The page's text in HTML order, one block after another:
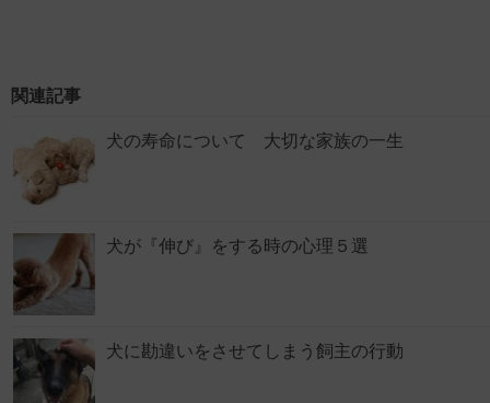
関連記事
犬の寿命について 大切な家族の一生
犬が『伸び』をする時の心理５選
犬に勘違いをさせてしまう飼主の行動